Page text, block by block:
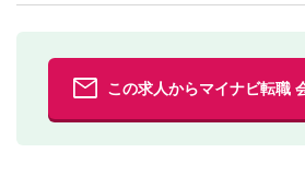
この求人からマイナビ転職